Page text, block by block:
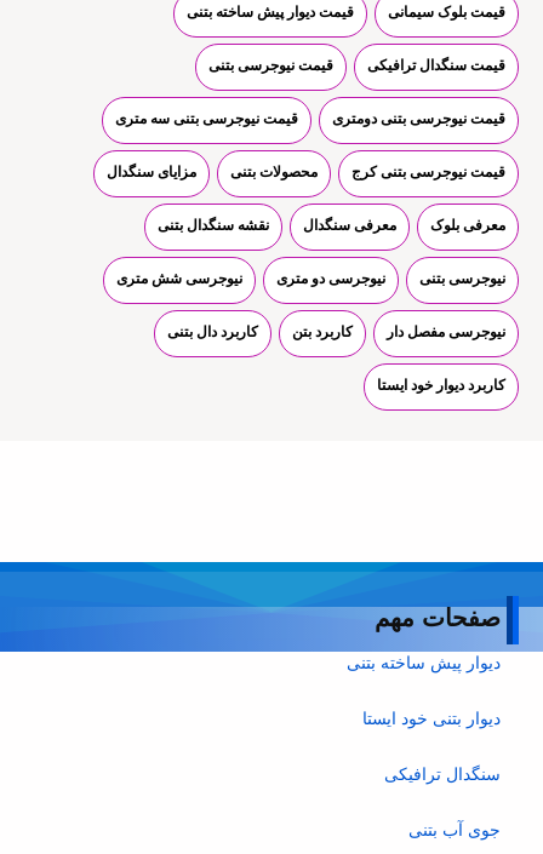
قیمت بلوک سیمانی قیمت دیوار پیش ساخته بتنی
قیمت سنگدال ترافیکی قیمت نیوجرسی بتنی
قیمت نیوجرسی بتنی دومتری قیمت نیوجرسی بتنی سه متری
قیمت نیوجرسی بتنی کرج محصولات بتنی مزایای سنگدال
معرفی بلوک معرفی سنگدال نقشه سنگدال بتنی
نیوجرسی بتنی نیوجرسی دو متری نیوجرسی شش متری
نیوجرسی مفصل دار کاربرد بتن کاربرد دال بتنی
کاربرد دیوار خود ایستا
صفحات مهم
دیوار پیش ساخته بتنی
دیوار بتنی خود ایستا
سنگدال ترافیکی
جوی آب بتنی